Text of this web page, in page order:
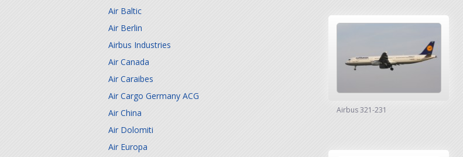
Air Baltic
Air Berlin
Airbus Industries
Air Canada
Air Caraibes
Air Cargo Germany ACG
Air China
Air Dolomiti
Air Europa
Airbus 321-231